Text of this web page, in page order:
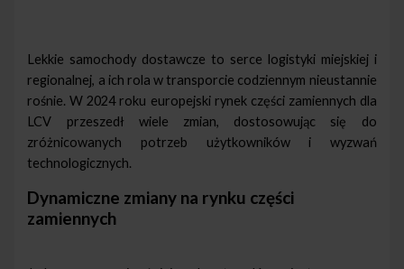
Lekkie samochody dostawcze to serce logistyki miejskiej i
regionalnej, a ich rola w transporcie codziennym nieustannie
rośnie. W 2024 roku europejski rynek części zamiennych dla
LCV przeszedł wiele zmian, dostosowując się do
zróżnicowanych potrzeb użytkowników i wyzwań
technologicznych.
Dynamiczne zmiany na rynku części
zamiennych